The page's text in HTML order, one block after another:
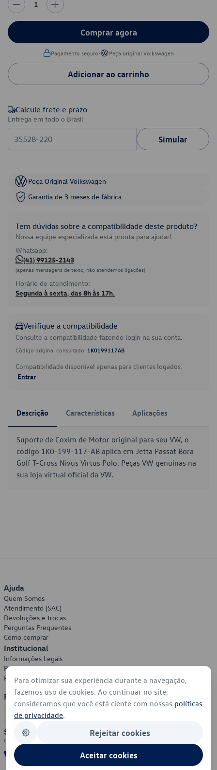
1
Comprar agora
Pagamento seguro• Peça original Volkswagen
Adicionar ao carrinho
Calcule frete e prazo
Entrega em todo o Brasil
Simular
Peça Original Volkswagen
Garantia de 3 meses de fábrica
Tem dúvidas sobre a compatibilidade deste produto?
Nossa equipe especializada está pronta para ajudar!
Whatsapp:
(41) 99125-2143
(apenas mensagens de texto, não atendemos ligações)
Horário de atendimento:
Segunda à sexta, das 8h às 17h.
Verifique a compatibilidade
Consulte a compatibilidade fazendo login na sua conta.
Código original consultado: 1K0199117AB
Compatibilidade disponível apenas para clientes logados.
Entrar
Descrição Características Aplicações
Suporte de Coxim de Motor original para seu VW, o
código 1K0-199-117-AB aplica em Jetta Passat Bora
Golf T-Cross Nivus Virtus Polo. Peças VW genuínas na
sua loja virtual oficial da VW.
Ajuda
Quem Somos
Atendimento (SAC)
Devoluções e trocas
Perguntas Frequentes
Como comprar
Institucional
Informações Legais
Política de Privacidade
Política de Cookies
Formas de Pagamento
Segurança
Para otimizar sua experiência durante a navegação,
fazemos uso de cookies. Ao continuar no site,
consideramos que você está ciente com nossas políticas
de privacidade.
Rejeitar cookies
Aceitar cookies